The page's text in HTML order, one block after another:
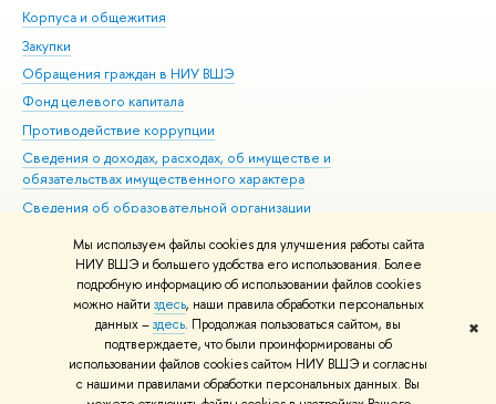
Мы используем файлы cookies для улучшения работы сайта
НИУ ВШЭ и большего удобства его использования. Более
подробную информацию об использовании файлов cookies
можно найти здесь, наши правила обработки персональных
данных –здесь. Продолжая пользоваться сайтом, вы
подтверждаете, что были проинформированы об
использовании файлов cookies сайтом НИУ ВШЭ и согласны
с нашими правилами обработки персональных данных. Вы
✖
Корпуса и общежития
Закупки
Обращения граждан в НИУ ВШЭ
Фонд целевого капитала
Противодействие коррупции
Сведения о доходах, расходах, об имуществе и
обязательствах имущественного характера
Сведения об образовательной организации
Людям с ограниченными возможностями здоровья
Единая платежная страница
Работа в Вышке
© НИУ ВШЭ 1993–2026 Адреса и контакты Условия использования
материалов Политика конфиденциальности Карта сайта